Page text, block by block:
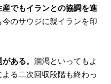
でもイランとの協調を進
今のサウジに親イランを印
がある。涸渇といってもよ
る二次回収段階も終わっ